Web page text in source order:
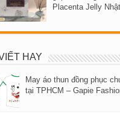
Placenta Jelly
HAY
May áo thun đồng phục
tại TPHCM – Gapie